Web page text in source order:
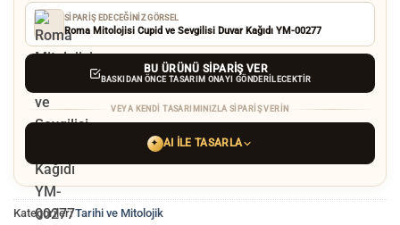
SIPARIŞ EDECEĞINIZ GÖRSEL
Roma Mitolojisi Cupid ve Sevgilisi Duvar Kağıdı YM-00277
BU ÜRÜNÜ SIPARIŞ VER
BASKIDAN ÖNCE TASARIM ONAYI GÖNDERILECEKTIR
VEYA KENDI TASARIMINIZLA SIPARIŞ VERIN
✦ AI ILE TASARLA
ChatGPT
Kategoriler:Tarihi ve Mitolojik